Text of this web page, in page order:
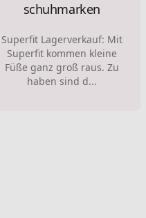
schuhmarken
Superfit Lagerverkauf: Mit
Superfit kommen kleine
Füße ganz groß raus. Zu
haben sind d...